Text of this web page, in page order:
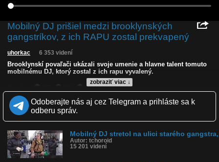
Mobilný DJ prišiel medzi brooklynských
gangstríkov, z ich RAPU zostal prekvapený
zobraziť viac ↓
uhorkac 6 353 videní
Brooklynskí povaľači ukázali svoje umenie a hlavne talent tomuto
mobilnému DJ, ktorý zostal z ich rapu vyvalený.
LQ
Zverejnené: 24.6.2026 20:35
Krajina: Spojené štáty, USA 🇺🇸
Páči sa: 90% (30 hlasov)
Obľúbené: 1
Dľžka: 1:30
Kategória: hudba
Tagy: talentovaní povaľači, brooklynské ulice plné umelcov,
spojené štáty, usa
Odoberajte nás aj cez Telegram a prihláste sa k
odberu správ.
Mobilný DJ stretol na ulici starého gangstra,
Autor: tchoroid
15 201 videní